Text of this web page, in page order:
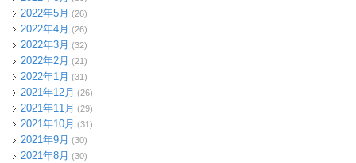
2022年5月 (26)
2022年4月 (26)
2022年3月 (32)
2022年2月 (21)
2022年1月 (31)
2021年12月 (26)
2021年11月 (29)
2021年10月 (31)
2021年9月 (30)
2021年8月 (30)